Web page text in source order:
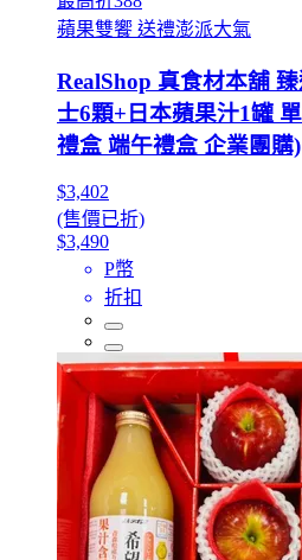
蘋果雙饗 送禮澎派大氣
RealShop 真食材本舖
士6顆+日本蘋果汁1罐
禮盒 端午禮盒 企業團購)
$3,402
(售價已折)
$3,490
P幣
折扣